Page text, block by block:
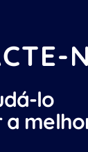
lo
a